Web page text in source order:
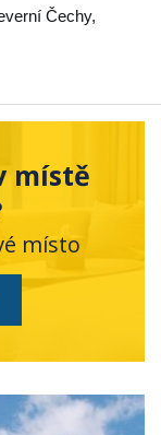
Čechy,
místě
místo